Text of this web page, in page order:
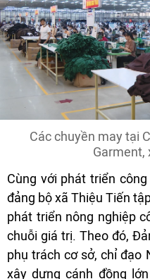
Các chuyền may tại
Garment,
Cùng với phát triển
đảng bộ xã Thiệu Tiến
phát triển nông nghiệp
chuỗi giá trị. Theo đó,
phụ trách cơ sở, chỉ đạo
xây dựng cánh đồng